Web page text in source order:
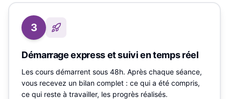
3
Démarrage express et suivi en temps réel
Les cours démarrent sous 48h. Après chaque séance,
vous recevez un bilan complet : ce qui a été compris,
ce qui reste à travailler, les progrès réalisés.